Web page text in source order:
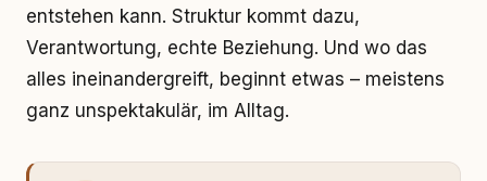
entstehen kann. Struktur kommt dazu,
Verantwortung, echte Beziehung. Und wo das
alles ineinandergreift, beginnt etwas – meistens
ganz unspektakulär, im Alltag.